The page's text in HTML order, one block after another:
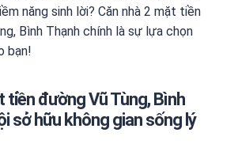
năng sinh lời? Căn nhà 2 mặt tiền
Bình Thạnh chính là sự lựa chọn
bạn!
tiền đường Vũ Tùng, Bình
sở hữu không gian sống lý